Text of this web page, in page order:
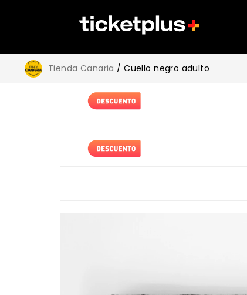
Tienda Canaria / Cuello negro adulto